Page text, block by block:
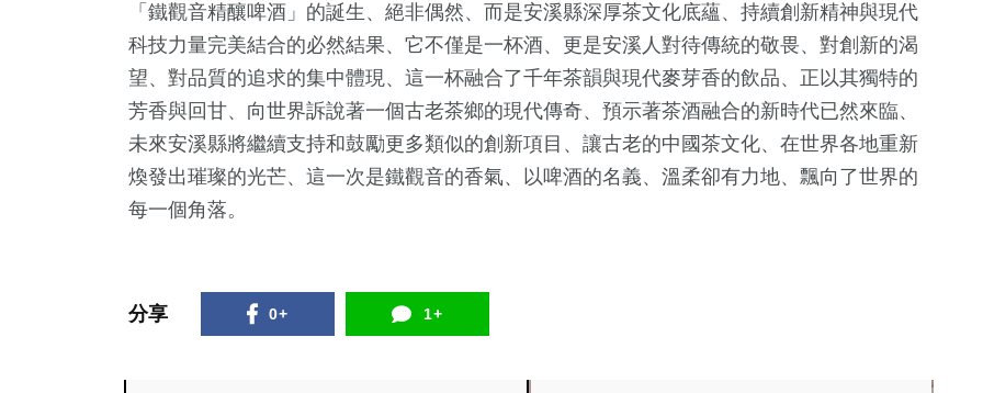
「鐵觀音精釀啤酒」的誕生、絕非偶然、而是安溪縣深厚茶文化底蘊、持續創新精神與現代
科技力量完美結合的必然結果、它不僅是一杯酒、更是安溪人對待傳統的敬畏、對創新的渴
望、對品質的追求的集中體現、這一杯融合了千年茶韻與現代麥芽香的飲品、正以其獨特的
芳香與回甘、向世界訴說著一個古老茶鄉的現代傳奇、預示著茶酒融合的新時代已然來臨、
未來安溪縣將繼續支持和鼓勵更多類似的創新項目、讓古老的中國茶文化、在世界各地重新
煥發出璀璨的光芒、這一次是鐵觀音的香氣、以啤酒的名義、溫柔卻有力地、飄向了世界的
每一個角落。
分享 0+ 1+